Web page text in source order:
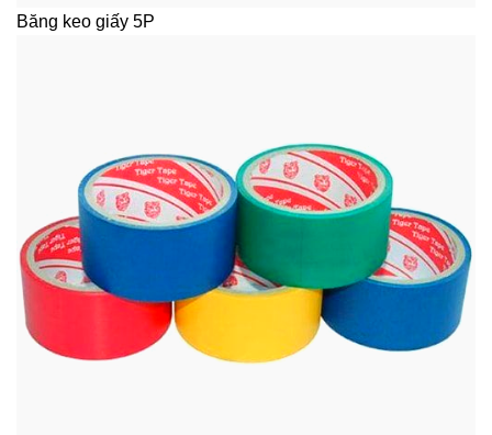
Băng keo giấy 5P